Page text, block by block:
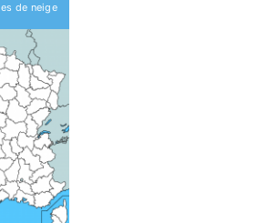
de neige